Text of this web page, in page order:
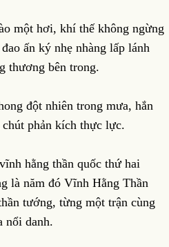
một hơi, khí thế không ngừng
ấn ký nhẹ nhàng lấp lánh
thương bên trong.
đột nhiên trong mưa, hắn
phản kích thực lực.
hằng thần quốc thứ hai
là năm đó Vĩnh Hằng Thần
tướng, từng một trận cùng
nổi danh.